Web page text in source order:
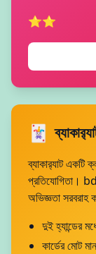
⭐⭐
🃏
ব্যাকার‍্যাট একটি
প্রতিযোগিতা।
অভিজ্ঞতা সরবরাহ
দুই হ্যান্ডের
কার্ডের মোট